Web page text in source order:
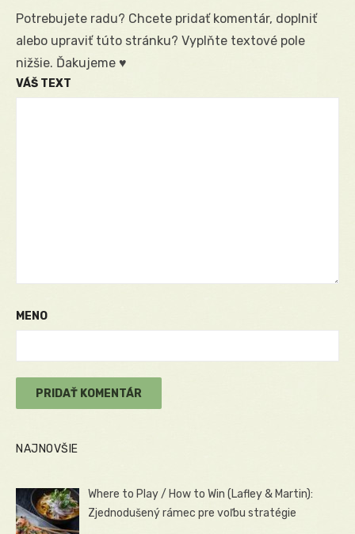
Potrebujete radu? Chcete pridať komentár, doplniť
alebo upraviť túto stránku? Vyplňte textové pole
nižšie. Ďakujeme ♥
VÁŠ TEXT
MENO
NAJNOVŠIE
Where to Play / How to Win (Lafley & Martin):
Zjednodušený rámec pre voľbu stratégie